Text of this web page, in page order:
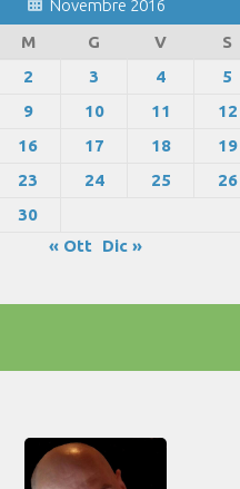
Novembre 2016
M G V S
2 3 4 5
9 10 11 12
16 17 18 19
23 24 25 26
30
« Ott
Dic »